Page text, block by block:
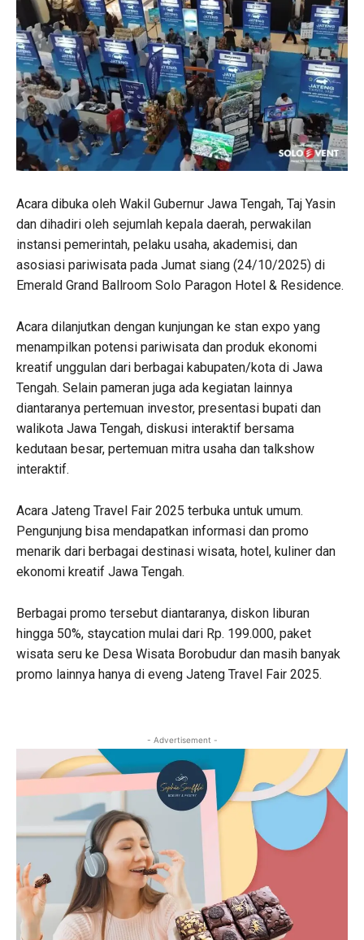
Acara dibuka oleh Wakil Gubernur Jawa Tengah, Taj Yasin
dan dihadiri oleh sejumlah kepala daerah, perwakilan
instansi pemerintah, pelaku usaha, akademisi, dan
asosiasi pariwisata pada Jumat siang (24/10/2025) di
Emerald Grand Ballroom Solo Paragon Hotel & Residence.
Acara dilanjutkan dengan kunjungan ke stan expo yang
menampilkan potensi pariwisata dan produk ekonomi
kreatif unggulan dari berbagai kabupaten/kota di Jawa
Tengah. Selain pameran juga ada kegiatan lainnya
diantaranya pertemuan investor, presentasi bupati dan
walikota Jawa Tengah, diskusi interaktif bersama
kedutaan besar, pertemuan mitra usaha dan talkshow
interaktif.
Acara Jateng Travel Fair 2025 terbuka untuk umum.
Pengunjung bisa mendapatkan informasi dan promo
menarik dari berbagai destinasi wisata, hotel, kuliner dan
ekonomi kreatif Jawa Tengah.
Berbagai promo tersebut diantaranya, diskon liburan
hingga 50%, staycation mulai dari Rp. 199.000, paket
wisata seru ke Desa Wisata Borobudur dan masih banyak
promo lainnya hanya di eveng Jateng Travel Fair 2025.
- Advertisement -